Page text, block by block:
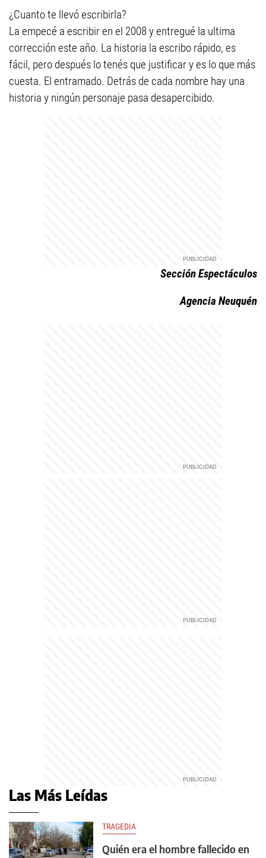
¿Cuanto te llevó escribirla?
La empecé a escribir en el 2008 y entregué la ultima
corrección este año. La historia la escribo rápido, es
fácil, pero después lo tenés que justificar y es lo que más
cuesta. El entramado. Detrás de cada nombre hay una
historia y ningún personaje pasa desapercibido.
Sección Espectáculos
Agencia Neuquén
Las Más Leídas
TRAGEDIA
Quién era el hombre fallecido en